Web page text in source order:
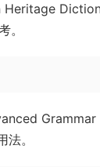
Heritage
。
。